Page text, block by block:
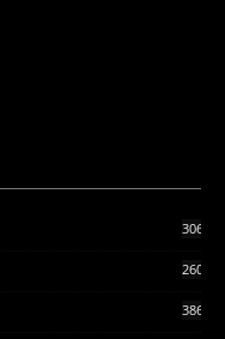
306
260
3868